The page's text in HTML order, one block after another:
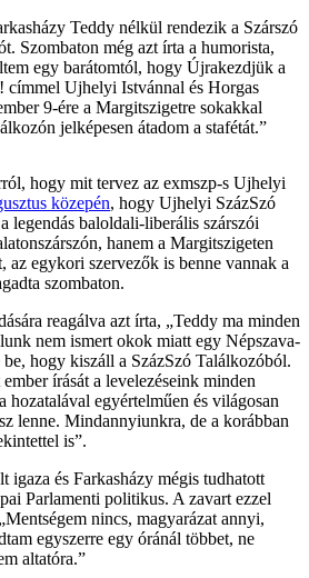
Teddy nélkül rendezik a Szárszó
Szombaton még azt írta a humorista,
egy barátomtól, hogy Újrakezdjük a
címmel Ujhelyi Istvánnal és Horgas
9-ére a Margitszigetre sokakkal
jelképesen átadom a stafétát.”
hogy mit tervez az exmszp-s Ujhelyi
közepén, hogy Ujhelyi SzázSzó
legendás baloldali-liberális szárszói
hanem a Margitszigeten
az egykori szervezők is benne vannak a
szombaton.
reagálva azt írta, „Teddy ma minden
nem ismert okok miatt egy Népszava-
hogy kiszáll a SzázSzó Találkozóból.
írását a levelezéseink minden
hozatalával egyértelműen és világosan
lenne. Mindannyiunkra, de a korábban
is”.
és Farkasházy mégis tudhatott
Parlamenti politikus. A zavart ezzel
nincs, magyarázat annyi,
egyszerre egy óránál többet, ne
altatóra.”